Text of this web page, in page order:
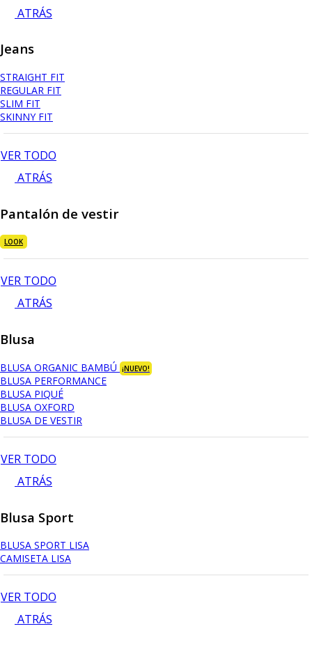
ATRÁS
Jeans
STRAIGHT FIT
REGULAR FIT
SLIM FIT
SKINNY FIT
VER TODO
ATRÁS
Pantalón de vestir
LOOK
VER TODO
ATRÁS
Blusa
BLUSA ORGANIC BAMBÚ ¡NUEVO!
BLUSA PERFORMANCE
BLUSA PIQUÉ
BLUSA OXFORD
BLUSA DE VESTIR
VER TODO
ATRÁS
Blusa Sport
BLUSA SPORT LISA
CAMISETA LISA
VER TODO
ATRÁS